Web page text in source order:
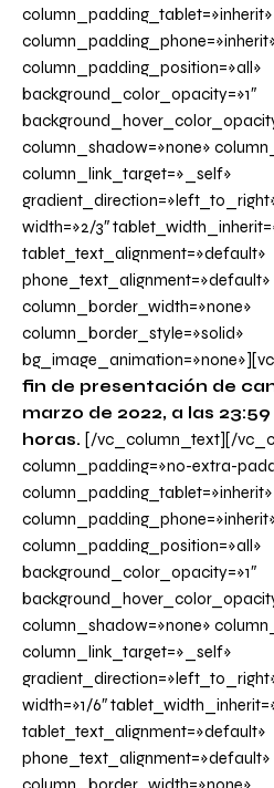
column_padding_tablet=»inherit»
column_padding_position=»all»
background_color_opacity=»1″
column_shadow=»none»
column_link_target=»_self»
width=»2/3″
tablet_text_alignment=»default»
phone_text_alignment=»default»
column_border_width=»none»
column_border_style=»solid»
fin de presentación de
marzo de 2022, a las 23:59
horas. [/vc_column_text][/
column_padding=»no-extra-
column_padding_tablet=»inherit»
column_padding_position=»all»
background_color_opacity=»1″
column_shadow=»none»
column_link_target=»_self»
width=»1/6″
tablet_text_alignment=»default»
phone_text_alignment=»default»